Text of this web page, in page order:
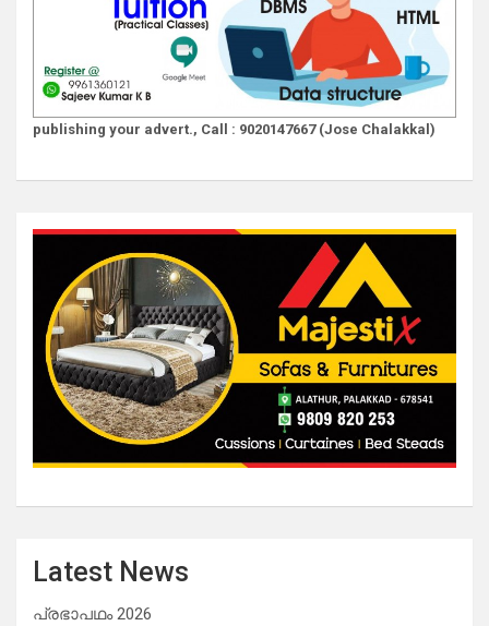
publishing your advert., Call : 9020147667 (Jose Chalakkal)
Latest News
പ്രഭാപഥം 2026